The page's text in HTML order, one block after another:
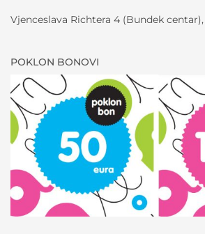
Vjenceslava Richtera 4 (Bundek
POKLON BONOVI